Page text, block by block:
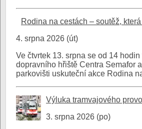
Rodina na cestách – soutěž,
4. srpna 2026 (út)
Ve čtvrtek 13. srpna se od 14 hodin
dopravního hřiště Centra Semafor
parkovišti uskuteční akce Rodina
Výluka tramvajového
3. srpna 2026 (po)